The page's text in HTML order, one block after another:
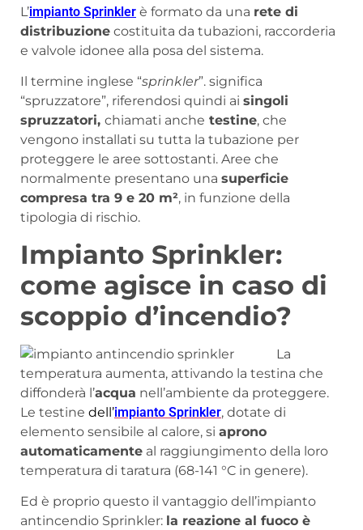
L’impianto Sprinkler è formato da una rete di
distribuzione costituita da tubazioni, raccorderia
e valvole idonee alla posa del sistema.
Il termine inglese “sprinkler”. significa
“spruzzatore”, riferendosi quindi ai singoli
spruzzatori, chiamati anche testine, che
vengono installati su tutta la tubazione per
proteggere le aree sottostanti. Aree che
normalmente presentano una superficie
compresa tra 9 e 20 m², in funzione della
tipologia di rischio.
Impianto Sprinkler:
come agisce in caso di
scoppio d’incendio?
La
temperatura aumenta, attivando la testina che
diffonderà l’acqua nell’ambiente da proteggere.
Le testine dell’impianto Sprinkler, dotate di
elemento sensibile al calore, si aprono
automaticamente al raggiungimento della loro
temperatura di taratura (68-141 °C in genere).
Ed è proprio questo il vantaggio dell’impianto
antincendio Sprinkler: la reazione al fuoco è